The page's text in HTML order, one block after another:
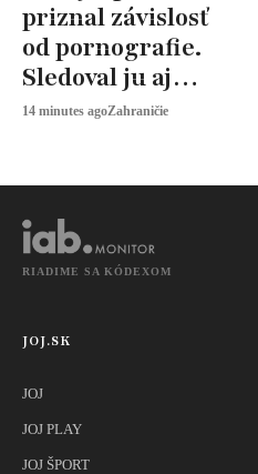
priznal závislosť
od pornografie.
Sledoval ju aj
desaťkrát denne
14 minutes agoZahraničie
RIADIME SA KÓDEXOM
JOJ.SK
JOJ
JOJ PLAY
JOJ ŠPORT